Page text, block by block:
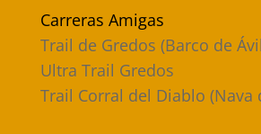
Carreras Amigas
Trail de Gredos (Barco de
Ultra Trail Gredos
Trail Corral del Diablo (Nava